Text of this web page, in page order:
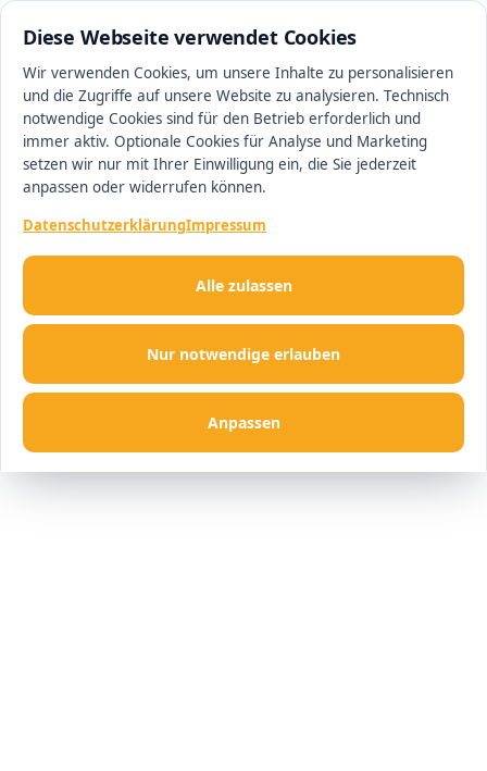
Diese Webseite verwendet Cookies
Wir verwenden Cookies, um unsere Inhalte zu personalisieren
und die Zugriffe auf unsere Website zu analysieren. Technisch
notwendige Cookies sind für den Betrieb erforderlich und
immer aktiv. Optionale Cookies für Analyse und Marketing
setzen wir nur mit Ihrer Einwilligung ein, die Sie jederzeit
anpassen oder widerrufen können.
DatenschutzerklärungImpressum
Nur notwendige erlauben
Anpassen
Alle zulassen